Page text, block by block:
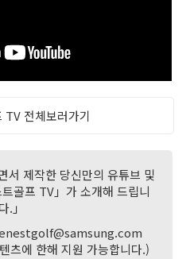
TV 전체보러가기
서 제작한 당신만의 유튜브 및
골프 TV」가 소개해 드립니
다.」
츠에 한해 지원 가능합니다.)